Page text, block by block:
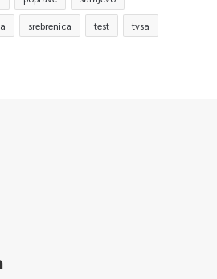
srebrenica test tvsa